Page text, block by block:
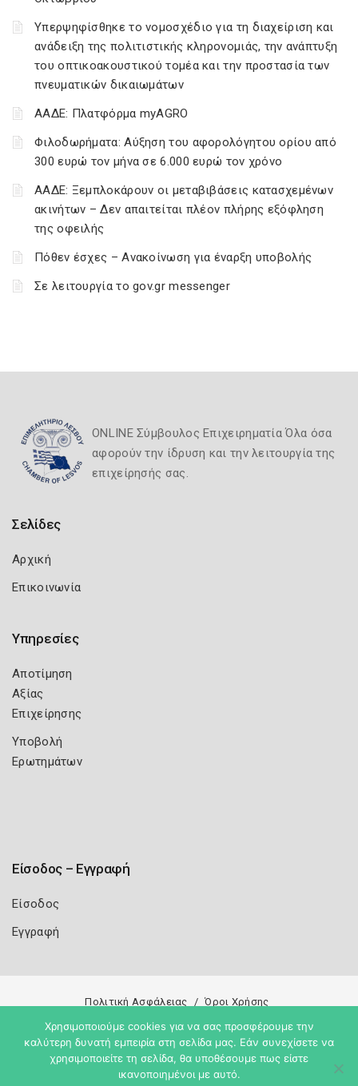
Υπερψηφίσθηκε το νομοσχέδιο για τη διαχείριση και
ανάδειξη της πολιτιστικής κληρονομιάς, την ανάπτυξη
του οπτικοακουστικού τομέα και την προστασία των
πνευματικών δικαιωμάτων
ΑΑΔΕ: Πλατφόρμα myAGRO
Φιλοδωρήματα: Αύξηση του αφορολόγητου ορίου από
300 ευρώ τον μήνα σε 6.000 ευρώ τον χρόνο
ΑΑΔΕ: Ξεμπλοκάρουν οι μεταβιβάσεις κατασχεμένων
ακινήτων – Δεν απαιτείται πλέον πλήρης εξόφληση
της οφειλής
Πόθεν έσχες – Ανακοίνωση για έναρξη υποβολής
Σε λειτουργία το gov.gr messenger
ONLINE Σύμβουλος Επιχειρηματία Όλα όσα
αφορούν την ίδρυση και την λειτουργία της
επιχείρησής σας.
Σελίδες
Αρχική
Επικοινωνία
Υπηρεσίες
Αποτίμηση
Αξίας
Επιχείρησης
Υποβολή
Ερωτημάτων
Είσοδος – Εγγραφή
Είσοδος
Εγγραφή
Πολιτική Ασφάλειας Όροι Χρήσης
Copyright 2026 Knowledge A.E.
Χρησιμοποιούμε cookies για να σας προσφέρουμε την
καλύτερη δυνατή εμπειρία στη σελίδα μας. Εάν συνεχίσετε να
χρησιμοποιείτε τη σελίδα, θα υποθέσουμε πως είστε
ικανοποιημένοι με αυτό.